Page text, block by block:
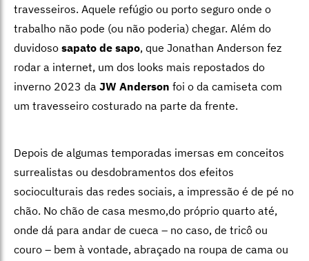
travesseiros. Aquele refúgio ou porto seguro onde o
trabalho não pode (ou não poderia) chegar. Além do
duvidoso sapato de sapo, que Jonathan Anderson fez
rodar a internet, um dos looks mais repostados do
inverno 2023 da JW Anderson foi o da camiseta com
um travesseiro costurado na parte da frente.
Depois de algumas temporadas imersas em conceitos
surrealistas ou desdobramentos dos efeitos
socioculturais das redes sociais, a impressão é de pé no
chão. No chão de casa mesmo,do próprio quarto até,
onde dá para andar de cueca – no caso, de tricô ou
couro – bem à vontade, abraçado na roupa de cama ou